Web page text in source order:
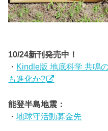
10/24新刊発売中！
・ Kindle版 地底科学 共鳴
も進化か?
能登半島地震：
・地球守活動募金先